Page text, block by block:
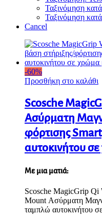
Ταξινόμηση
Ταξινόμηση
Cancel
-60%
Προσθήκη στο καλάθι
Scosche
Ασύρματη
φόρτισης
αυτοκινήτου
Με μια ματιά:
Scosche MagicGrip Qi
Mount Ασύρματη
ταμπλώ αυτοκινήτου